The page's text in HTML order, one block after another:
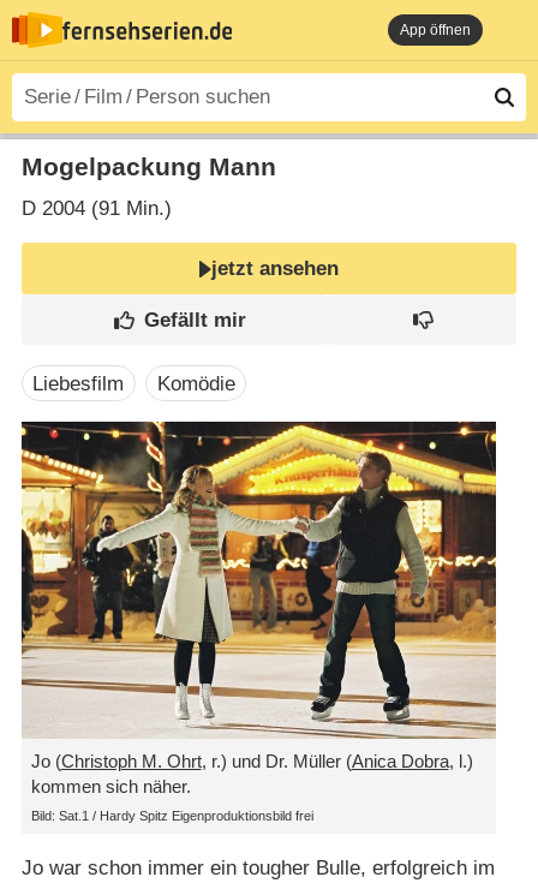
App öffnen
Mogelpackung Mann
D2004 (91 Min.)
jetzt ansehen
Liebesfilm Komödie
Jo (Christoph M. Ohrt, r.) und Dr. Müller (Anica Dobra, l.)
kommen sich näher.
Bild: Sat.1 /​ Hardy Spitz Eigenproduktionsbild frei
Jo war schon immer ein tougher Bulle, erfolgreich im